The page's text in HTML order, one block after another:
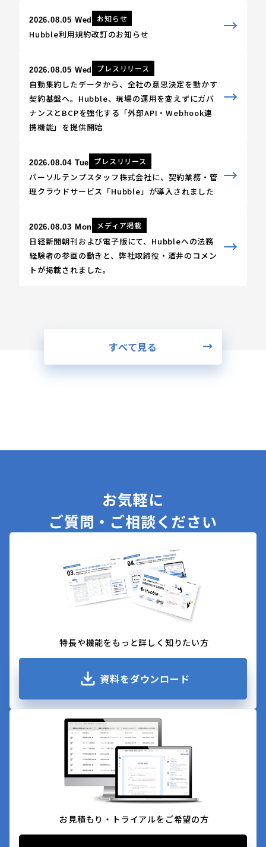
2026.08.05 Wed お知らせ
Hubble利用規約改訂のお知らせ
2026.08.05 Wed プレスリリース
自動集約したデータから、全社の意思決定を動かす
契約基盤へ。Hubble、現場の運用を変えずにガバ
ナンスとBCPを強化する「外部API・Webhook連
携機能」を提供開始
2026.08.04 Tue プレスリリース
パーソルテンプスタッフ株式会社に、契約業務・管
理クラウドサービス「Hubble」が導入されました
2026.08.03 Mon メディア掲載
日経新聞朝刊および電子版にて、Hubbleへの法務
経験者の参画の動きと、弊社取締役・酒井のコメン
トが掲載されました。
すべて見る
お気軽に
ご質問・ご相談ください
特長や機能をもっと詳しく知りたい方
資料をダウンロード
お見積もり・トライアルをご希望の方